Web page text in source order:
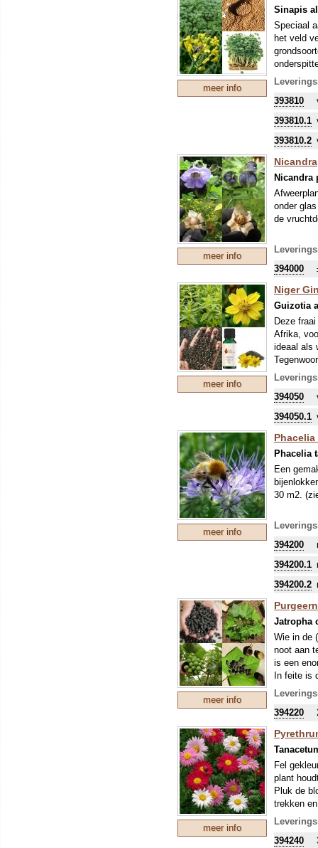
meer info
Sinapis
Speciaal
het veld
populair
zo'n
sommige
393810
393810.1
393810.2
meer info
Nicandra
Nicandra
onder
de
394000
meer info
Niger
Guizotia
Deze
Afrika,
ideaal als
randen
plant
vorst niet.
Een
gefrituurd
Zie de
394050
394050.1
meer info
Phacelia
Een
30 m2.
394200
394200.1
394200.2
meer info
Jatropha
Wie in de
noot aan
is een
In feite is
worden.
vruchten
Vol
en leek
veel
Daar
bemest
De plant
afgeleid
De plant
394220
meer info
Fel
plant
Pluk de
trekken
394240